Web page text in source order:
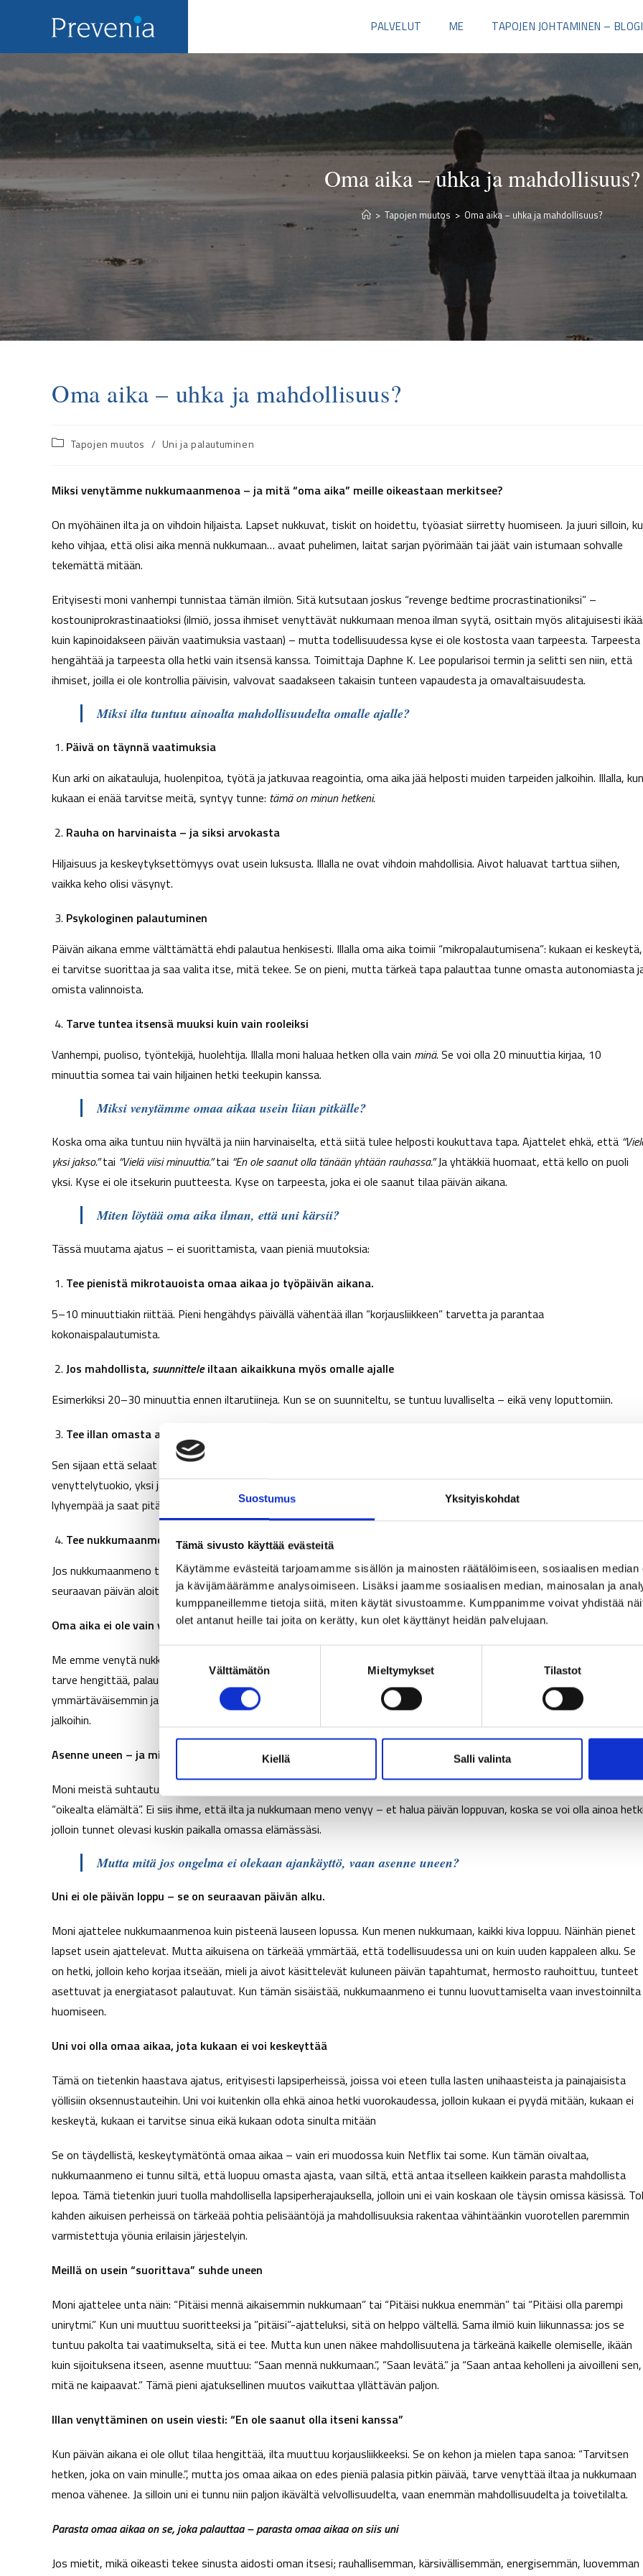
Suostumus Yksityiskohdat
Tämä sivusto käyttää evästeitä
Käytämme evästeitä tarjoamamme sisällön ja mainosten räätälöimiseen, sosiaalisen
ja kävijämäärämme analysoimiseen. Lisäksi jaamme sosiaalisen median, mainosalan ja
kumppaneillemme tietoja siitä, miten käytät sivustoamme. Kumppanimme voivat yhdistää
olet antanut heille tai joita on kerätty, kun olet käyttänyt heidän palvelujaan.
m
k
s
e
v
l
n
t
Välttämätön Mieltymykset Tilastot
Kiellä Salli valinta
PALVELUT ME TAPOJEN JOHTAMINEN – BLOGI
Oma aika – uhka ja mahdollisuus?
> Tapojen muutos > Oma aika – uhka ja mahdollisuus?
Oma aika – uhka ja mahdollisuus?
Tapojen muutos / Uni ja palautuminen
Miksi venytämme nukkumaanmenoa – ja mitä “oma aika” meille oikeastaan merkitsee?
On myöhäinen ilta ja on vihdoin hiljaista. Lapset nukkuvat, tiskit on hoidettu, työasiat siirretty huomiseen. Ja juuri silloin,
keho vihjaa, että olisi aika mennä nukkumaan… avaat puhelimen, laitat sarjan pyörimään tai jäät vain istumaan sohvalle
tekemättä mitään.
Erityisesti moni vanhempi tunnistaa tämän ilmiön. Sitä kutsutaan joskus “revenge bedtime procrastinationiksi” –
kostouniprokrastinaatioksi (ilmiö, jossa ihmiset venyttävät nukkumaan menoa ilman syytä, osittain myös alitajuisesti
kuin kapinoidakseen päivän vaatimuksia vastaan) – mutta todellisuudessa kyse ei ole kostosta vaan tarpeesta. Tarpeesta
hengähtää ja tarpeesta olla hetki vain itsensä kanssa. Toimittaja Daphne K. Lee popularisoi termin ja selitti sen niin, että
ihmiset, joilla ei ole kontrollia päivisin, valvovat saadakseen takaisin tunteen vapaudesta ja omavaltaisuudesta.
Miksi ilta tuntuu ainoalta mahdollisuudelta omalle ajalle?
Päivä on täynnä vaatimuksia
Kun arki on aikatauluja, huolenpitoa, työtä ja jatkuvaa reagointia, oma aika jää helposti muiden tarpeiden jalkoihin. Illalla, kun
kukaan ei enää tarvitse meitä, syntyy tunne: tämä on minun hetkeni.
Rauha on harvinaista – ja siksi arvokasta
Hiljaisuus ja keskeytyksettömyys ovat usein luksusta. Illalla ne ovat vihdoin mahdollisia. Aivot haluavat tarttua siihen,
vaikka keho olisi väsynyt.
Psykologinen palautuminen
Päivän aikana emme välttämättä ehdi palautua henkisesti. Illalla oma aika toimii “mikropalautumisena”: kukaan ei keskeytä,
ei tarvitse suorittaa ja saa valita itse, mitä tekee. Se on pieni, mutta tärkeä tapa palauttaa tunne omasta autonomiasta
omista valinnoista.
Tarve tuntea itsensä muuksi kuin vain rooleiksi
Vanhempi, puoliso, työntekijä, huolehtija. Illalla moni haluaa hetken olla vain minä. Se voi olla 20 minuuttia kirjaa, 10
minuuttia somea tai vain hiljainen hetki teekupin kanssa.
Miksi venytämme omaa aikaa usein liian pitkälle?
Koska oma aika tuntuu niin hyvältä ja niin harvinaiselta, että siitä tulee helposti koukuttava tapa. Ajattelet ehkä, että
yksi jakso.”tai “Vielä viisi minuuttia.”tai “En ole saanut olla tänään yhtään rauhassa.”Ja yhtäkkiä huomaat, että kello on puoli
yksi. Kyse ei ole itsekurin puutteesta. Kyse on tarpeesta, joka ei ole saanut tilaa päivän aikana.
Miten löytää oma aika ilman, että uni kärsii?
Tässä muutama ajatus – ei suorittamista, vaan pieniä muutoksia:
Tee pienistä mikrotauoista omaa aikaa jo työpäivän aikana.
5–10 minuuttiakin riittää. Pieni hengähdys päivällä vähentää illan “korjausliikkeen” tarvetta ja parantaa
kokonaispalautumista.
Jos mahdollista, suunnitteleiltaan aikaikkuna myös omalle ajalle
Esimerkiksi 20–30 minuuttia ennen iltarutiineja. Kun se on suunniteltu, se tuntuu luvalliselta – eikä veny loputtomiin.
Tee illan omasta ajasta tietoisempi
Sen sijaan että selaat puhelinta automaatiolla, valitse tietoisesti esimerkiksi yksi asia seuraavista: lämmin juoma, kirja,
venyttelytuokio, yksi jakso suosikkisarjaa tai vain hiljainen hetki. Tietoinen valinta tekee ajasta laadukkaampaa, ajallisesti
lyhyempää ja saat pitää kontrollin sekä päätösvallan tunteen.
Tee nukkumaanmenosta itsellesi miellyttävä rituaali
Jos nukkumaanmeno tuntuu luopumiselta tai päättymiseltä, sitä on helppo vältellä. Pyri miettimään sitä ennemminkin
seuraavan päivän aloitukselta.
Oma aika ei ole vain ylellisyys – se on elinehto
Me emme venytä nukkumaanmenoa, koska olemme huonoja aikuisia. Me venytämme sitä, koska olemme ihmisiä, joilla on
tarve hengittää, palautua ja olla hetki vain itsensä kanssa. Kun tämän ymmärtää, voi suhtautua itseensä
ymmärtäväisemmin ja lempeämmin – ja ehkä löytää tapoja antaa itselleen sitä, mitä oikeasti kaipaa, ilman, että uni jää
jalkoihin.
Asenne uneen – ja miksi nukkuminen on lopulta parasta omaa aikaa
Moni meistä suhtautuu uneen kuin pakolliseen pahaan. Se on kuin päivän loppuun liimattu velvollisuus, joka vie aikaa
“oikealta elämältä”. Ei siis ihme, että ilta ja nukkumaan meno venyy – et halua päivän loppuvan, koska se voi olla ainoa
jolloin tunnet olevasi kuskin paikalla omassa elämässäsi.
Mutta mitä jos ongelma ei olekaan ajankäyttö, vaan asenne uneen?
Uni ei ole päivän loppu – se on seuraavan päivän alku.
Moni ajattelee nukkumaanmenoa kuin pisteenä lauseen lopussa. Kun menen nukkumaan, kaikki kiva loppuu. Näinhän pienet
lapset usein ajattelevat. Mutta aikuisena on tärkeää ymmärtää, että todellisuudessa uni on kuin uuden kappaleen alku. Se
on hetki, jolloin keho korjaa itseään, mieli ja aivot käsittelevät kuluneen päivän tapahtumat, hermosto rauhoittuu, tunteet
asettuvat ja energiatasot palautuvat. Kun tämän sisäistää, nukkumaanmeno ei tunnu luovuttamiselta vaan investoinnilta
huomiseen.
Uni voi olla omaa aikaa, jota kukaan ei voi keskeyttää
Tämä on tietenkin haastava ajatus, erityisesti lapsiperheissä, joissa voi eteen tulla lasten unihaasteista ja painajaisista
yöllisiin oksennustauteihin. Uni voi kuitenkin olla ehkä ainoa hetki vuorokaudessa, jolloin kukaan ei pyydä mitään, kukaan ei
keskeytä, kukaan ei tarvitse sinua eikä kukaan odota sinulta mitään
Se on täydellistä, keskeytymätöntä omaa aikaa – vain eri muodossa kuin Netflix tai some. Kun tämän oivaltaa,
nukkumaanmeno ei tunnu siltä, että luopuu omasta ajasta, vaan siltä, että antaa itselleen kaikkein parasta mahdollista
lepoa. Tämä tietenkin juuri tuolla mahdollisella lapsiperherajauksella, jolloin uni ei vain koskaan ole täysin omissa käsissä.
kahden aikuisen perheissä on tärkeää pohtia pelisääntöjä ja mahdollisuuksia rakentaa vähintäänkin vuorotellen paremmin
varmistettuja yöunia erilaisin järjestelyin.
Meillä on usein “suorittava” suhde uneen
Moni ajattelee unta näin: “Pitäisi mennä aikaisemmin nukkumaan” tai “Pitäisi nukkua enemmän” tai “Pitäisi olla parempi
unirytmi.” Kun uni muuttuu suoritteeksi ja ”pitäisi”-ajatteluksi, sitä on helppo vältellä. Sama ilmiö kuin liikunnassa: jos se
tuntuu pakolta tai vaatimukselta, sitä ei tee. Mutta kun unen näkee mahdollisuutena ja tärkeänä kaikelle olemiselle, ikään
kuin sijoituksena itseen, asenne muuttuu: “Saan mennä nukkumaan.”, “Saan levätä.” ja “Saan antaa keholleni ja aivoilleni sen,
mitä ne kaipaavat.” Tämä pieni ajatuksellinen muutos vaikuttaa yllättävän paljon.
Illan venyttäminen on usein viesti: “En ole saanut olla itseni kanssa”
Kun päivän aikana ei ole ollut tilaa hengittää, ilta muuttuu korjausliikkeeksi. Se on kehon ja mielen tapa sanoa: “Tarvitsen
hetken, joka on vain minulle.”, mutta jos omaa aikaa on edes pieniä palasia pitkin päivää, tarve venyttää iltaa ja nukkumaan
menoa vähenee. Ja silloin uni ei tunnu niin paljon ikävältä velvollisuudelta, vaan enemmän mahdollisuudelta ja toivetilalta.
Parasta omaa aikaa on se, joka palauttaa – parasta omaa aikaa on siis uni
Jos mietit, mikä oikeasti tekee sinusta aidosti oman itsesi; rauhallisemman, kärsivällisemmän, energisemmän, luovemman